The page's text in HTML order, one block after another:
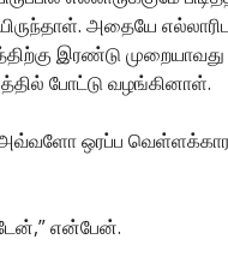
அதையே
இரண்டு
போட்டு வழங்கினாள்.
ஒரப்ப
என்பேன்.